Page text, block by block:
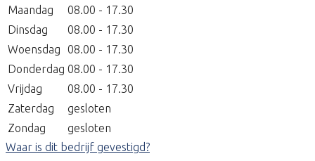
Maandag
08.00 - 17.30
Dinsdag
08.00 - 17.30
Woensdag
08.00 - 17.30
Donderdag 08.00 - 17.30
Vrijdag
08.00 - 17.30
Zaterdag
gesloten
Zondag
gesloten
Waar is dit bedrijf gevestigd?